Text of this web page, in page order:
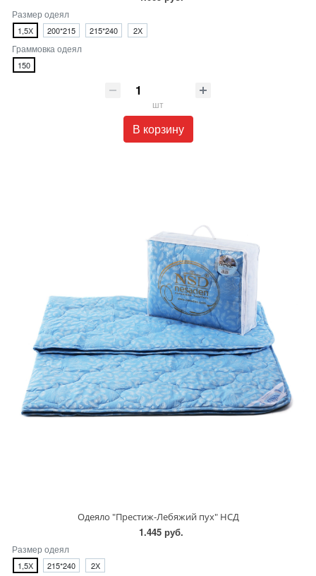
Размер одеял
1,5Х 200*215 215*240 2Х
Граммовка одеял
150
шт
В корзину
Одеяло "Престиж-Лебяжий пух" НСД
1.445 руб.
Размер одеял
1,5Х 215*240 2Х